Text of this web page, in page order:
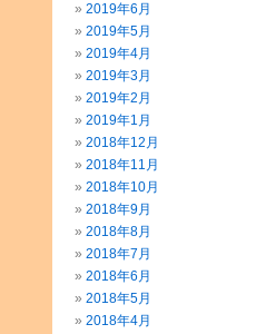
2019年6月
2019年5月
2019年4月
2019年3月
2019年2月
2019年1月
2018年12月
2018年11月
2018年10月
2018年9月
2018年8月
2018年7月
2018年6月
2018年5月
2018年4月